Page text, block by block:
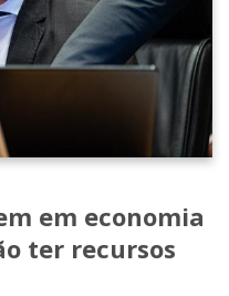
em economia
ter recursos